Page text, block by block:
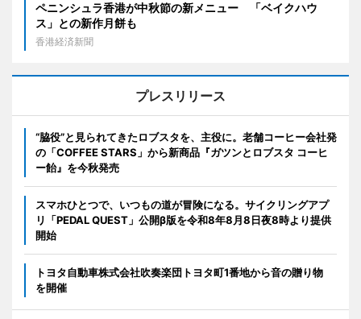
ペニンシュラ香港が中秋節の新メニュー 「ベイクハウ
ス」との新作月餅も
香港経済新聞
プレスリリース
“脇役”と見られてきたロブスタを、主役に。老舗コーヒー会社発
の「COFFEE STARS」から新商品『ガツンとロブスタ コーヒ
ー飴』を今秋発売
スマホひとつで、いつもの道が冒険になる。サイクリングアプ
リ「PEDAL QUEST」公開β版を令和8年8月8日夜8時より提供
開始
トヨタ自動車株式会社吹奏楽団トヨタ町1番地から音の贈り物
を開催